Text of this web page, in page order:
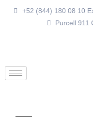
+52 (844) 180 08 10
Purcell 911